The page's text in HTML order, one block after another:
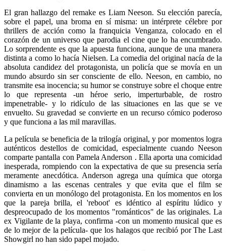
El gran hallazgo del remake es Liam Neeson. Su elección parecía,
sobre el papel, una broma en sí misma: un intérprete célebre por
thrillers de acción como la franquicia Venganza, colocado en el
corazón de un universo que parodia el cine que lo ha encumbrado.
Lo sorprendente es que la apuesta funciona, aunque de una manera
distinta a como lo hacía Nielsen. La comedia del original nacía de la
absoluta candidez del protagonista, un policía que se movía en un
mundo absurdo sin ser consciente de ello. Neeson, en cambio, no
transmite esa inocencia; su humor se construye sobre el choque entre
lo que representa -un héroe serio, imperturbable, de rostro
impenetrable- y lo ridículo de las situaciones en las que se ve
envuelto. Su gravedad se convierte en un recurso cómico poderoso
y que funciona a las mil maravillas.
La película se beneficia de la trilogía original, y por momentos logra
auténticos destellos de comicidad, especialmente cuando Neeson
comparte pantalla con Pamela Anderson . Ella aporta una comicidad
inesperada, rompiendo con la expectativa de que su presencia sería
meramente anecdótica. Anderson agrega una química que otorga
dinamismo a las escenas centrales y que evita que el film se
convierta en un monólogo del protagonista. En los momentos en los
que la pareja brilla, el 'reboot' es idéntico al espíritu lúdico y
despreocupado de los momentos "románticos" de las originales. La
ex Vigilante de la playa, confirma -con un momento musical que es
de lo mejor de la película- que los halagos que recibió por The Last
Showgirl no han sido papel mojado.